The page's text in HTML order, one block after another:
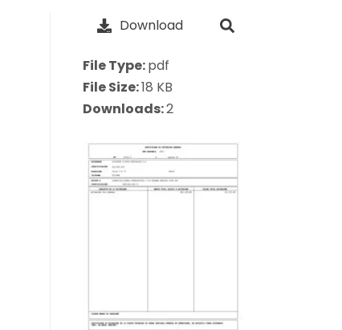
Download
File Type:pdf
File Size:18 KB
Downloads:2